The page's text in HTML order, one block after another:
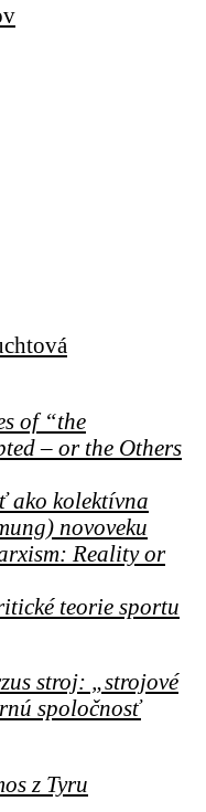
of “the
– or the Others
ako kolektívna
novoveku
Reality or
teorie sportu
stroj: „strojové
spoločnosť
z Tyru